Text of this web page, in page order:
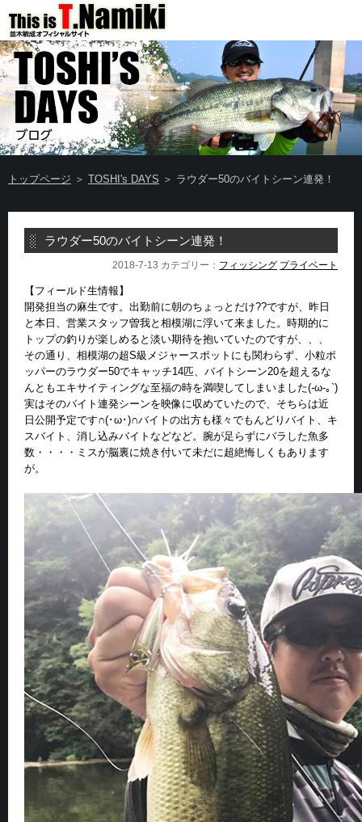
トップページ ＞ TOSHI's DAYS ＞ ラウダー50のバイトシーン連発！
ラウダー50のバイトシーン連発！
2018-7-13 カテゴリー： フィッシング プライベート
【フィールド生情報】
開発担当の麻生です。出勤前に朝のちょっとだけ??ですが、昨日
と本日、営業スタッフ曽我と相模湖に浮いて来ました。時期的に
トップの釣りが楽しめると淡い期待を抱いていたのですが、、、
その通り、相模湖の超S級メジャースポットにも関わらず、小粒ポ
ッパーのラウダー50でキャッチ14匹、バイトシーン20を超えるな
んともエキサイティングな至福の時を満喫してしまいました(-ω-｡`)
実はそのバイト連発シーンを映像に収めていたので、そちらは近
日公開予定です∩(･ω･)∩バイトの出方も様々でもんどりバイト、キ
スバイト、消し込みバイトなどなど。腕が足らずにバラした魚多
数・・・・ミスが脳裏に焼き付いて未だに超絶悔しくもあります
が。